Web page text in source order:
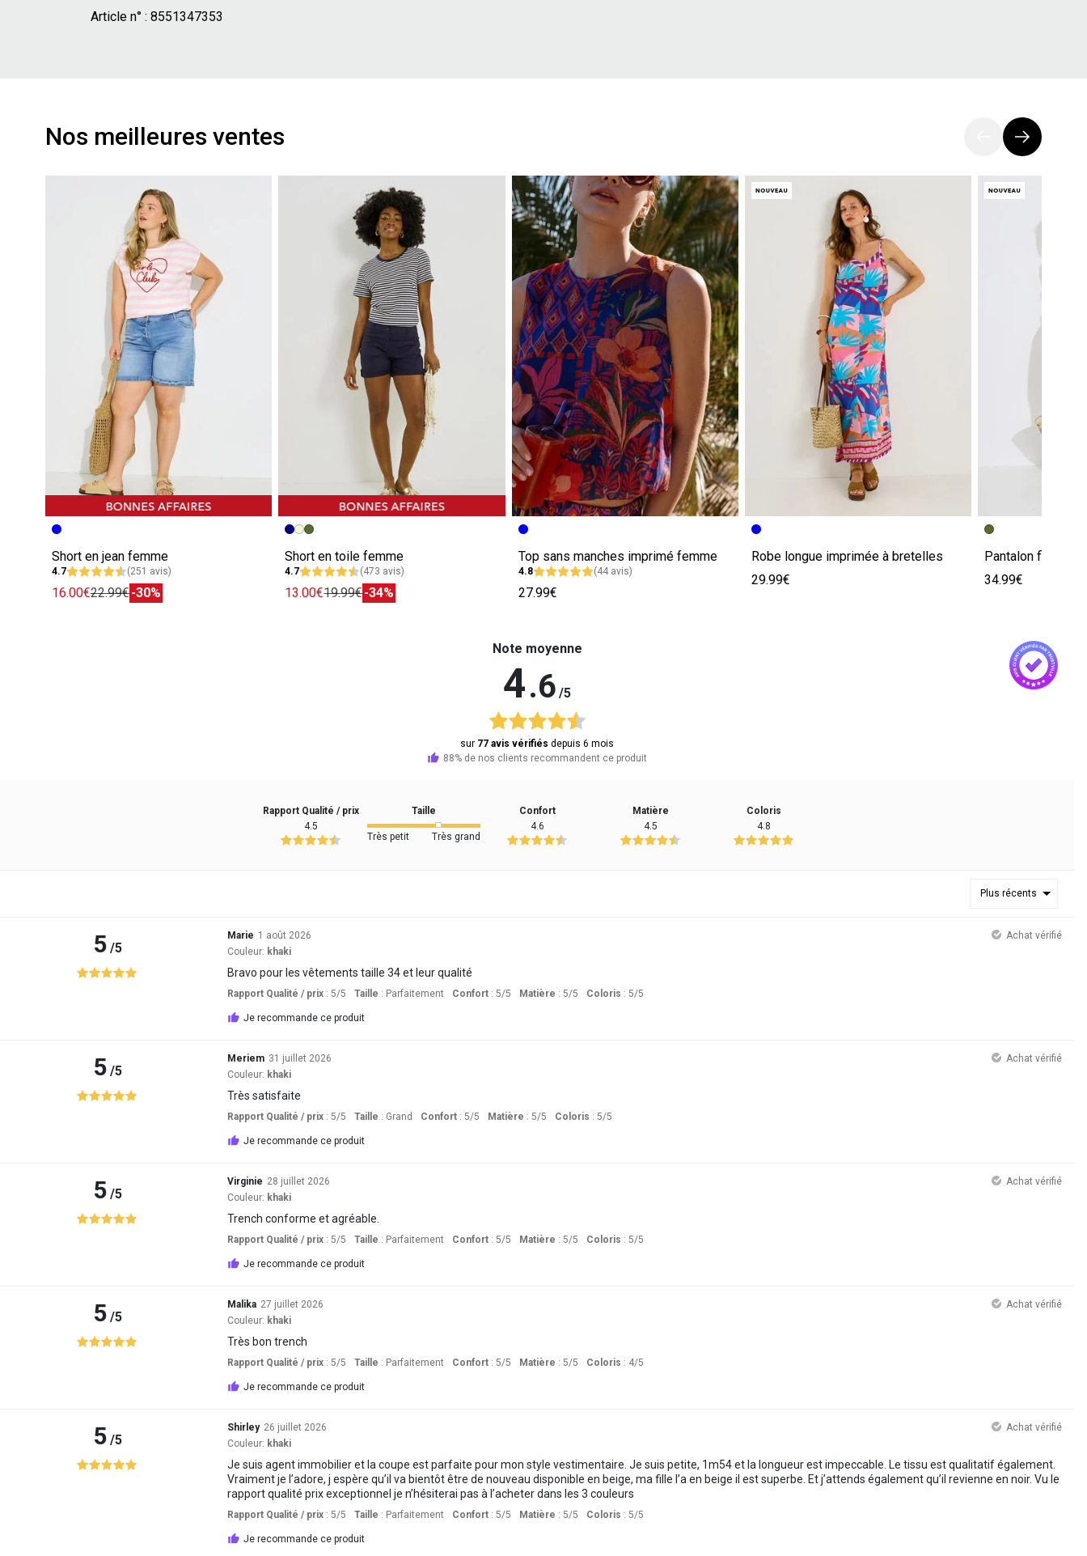
Article n° : 8551347353
Nos meilleures ventes
Short en jean femme
4.7 (251 avis)
16.00€22.99€-30%
Short en toile femme
4.7 (473 avis)
13.00€19.99€-34%
Top sans manches imprimé femme
4.8 (44 avis)
27.99€
Robe longue imprimée à bretelles
29.99€
Pantalon fluide
34.99€
Note moyenne
4.6 /5
sur 77 avis vérifiés depuis 6 mois
88% de nos clients recommandent ce produit
Rapport Qualité / prix
4.5
Taille
Très petit Très grand
Confort
4.6
Matière
4.5
Coloris
4.8
Plus récents
5/5
Marie 1 août 2026
Achat vérifié
Couleur: khaki
Bravo pour les vêtements taille 34 et leur qualité
Rapport Qualité / prix: 5/5 Taille : Parfaitement Confort: 5/5 Matière : 5/5 Coloris : 5/5
Je recommande ce produit
5/5
Meriem 31 juillet 2026
Achat vérifié
Couleur: khaki
Très satisfaite
Rapport Qualité / prix: 5/5 Taille : Grand Confort: 5/5 Matière : 5/5 Coloris : 5/5
Je recommande ce produit
5/5
Virginie 28 juillet 2026
Achat vérifié
Couleur: khaki
Trench conforme et agréable.
Rapport Qualité / prix: 5/5 Taille : Parfaitement Confort: 5/5 Matière : 5/5 Coloris : 5/5
Je recommande ce produit
5/5
Malika 27 juillet 2026
Achat vérifié
Couleur: khaki
Très bon trench
Rapport Qualité / prix: 5/5 Taille : Parfaitement Confort: 5/5 Matière : 5/5 Coloris : 4/5
Je recommande ce produit
5/5
Shirley 26 juillet 2026
Achat vérifié
Couleur: khaki
Je suis agent immobilier et la coupe est parfaite pour mon style vestimentaire. Je suis petite, 1m54 et la longueur est impeccable. Le tissu est qualitatif également.
Vraiment je l’adore, j espère qu’il va bientôt être de nouveau disponible en beige, ma fille l’a en beige il est superbe. Et j’attends également qu’il revienne en noir. Vu le
rapport qualité prix exceptionnel je n’hésiterai pas à l’acheter dans les 3 couleurs
Rapport Qualité / prix: 5/5 Taille : Parfaitement Confort: 5/5 Matière : 5/5 Coloris : 5/5
Je recommande ce produit